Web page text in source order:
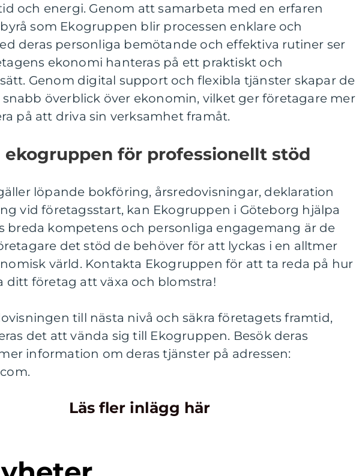
och energi. Genom att samarbeta med en erfaren
som Ekogruppen blir processen enklare och
deras personliga bemötande och effektiva rutiner ser
ekonomi hanteras på ett praktiskt och
Genom digital support och flexibla tjänster skapar de
överblick över ekonomin, vilket ger företagare mer
på att driva sin verksamhet framåt.
ekogruppen för professionellt stöd
löpande bokföring, årsredovisningar, deklaration
vid företagsstart, kan Ekogruppen i Göteborg hjälpa
breda kompetens och personliga engagemang är de
det stöd de behöver för att lyckas i en alltmer
värld. Kontakta Ekogruppen för att ta reda på hur
ditt företag att växa och blomstra!
till nästa nivå och säkra företagets framtid,
det att vända sig till Ekogruppen. Besök deras
information om deras tjänster på adressen:
Läs fler inlägg här